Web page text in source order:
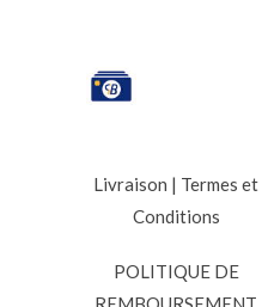
Livraison | Termes et
Conditions
POLITIQUE DE